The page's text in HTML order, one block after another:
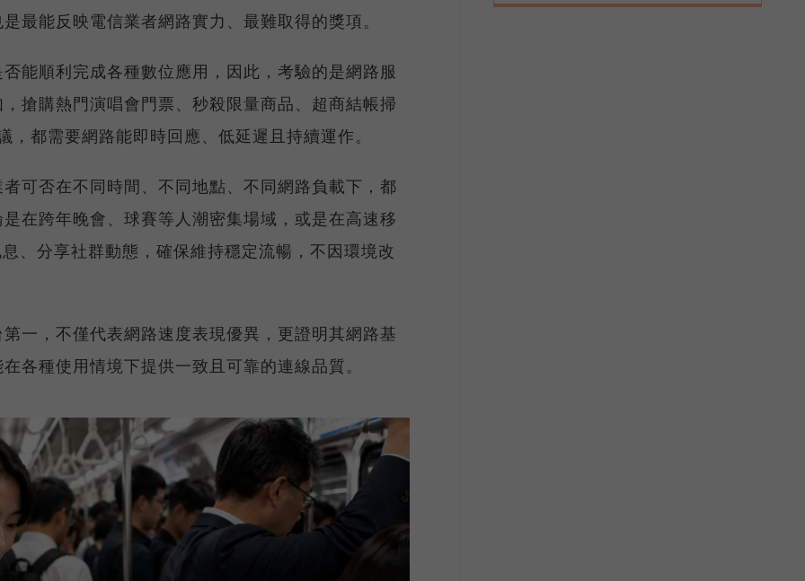
最能反映電信業者網路實力、最難取得的獎項。
能順利完成各種數位應用，因此，考驗的是網路服
搶購熱門演唱會門票、秒殺限量商品、超商結帳掃
都需要網路能即時回應、低延遲且持續運作。
可否在不同時間、不同地點、不同網路負載下，都
在跨年晚會、球賽等人潮密集場域，或是在高速移
、分享社群動態，確保維持穩定流暢，不因環境改
一，不僅代表網路速度表現優異，更證明其網路基
各種使用情境下提供一致且可靠的連線品質。